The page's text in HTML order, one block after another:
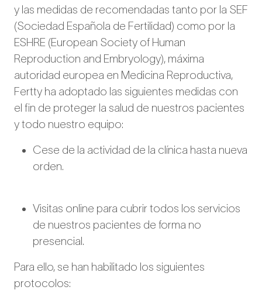
y las medidas de recomendadas tanto por la SEF
(Sociedad Española de Fertilidad) como por la
ESHRE (European Society of Human
Reproduction and Embryology), máxima
autoridad europea en Medicina Reproductiva,
Fertty ha adoptado las siguientes medidas con
el fin de proteger la salud de nuestros pacientes
y todo nuestro equipo:
Cese de la actividad de la clínica hasta nueva
orden.
Visitas online para cubrir todos los servicios
de nuestros pacientes de forma no
presencial.
Para ello, se han habilitado los siguientes
protocolos: